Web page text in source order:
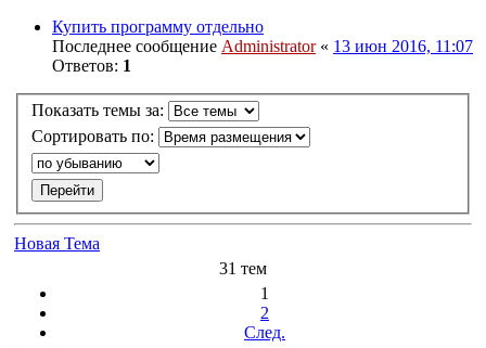
Купить программу отдельно
Последнее сообщение Administrator« 13 июн 2016, 11:07
Ответов: 1
Показать темы за:
Сортировать по:
Новая Тема
31 тем
1
2
След.